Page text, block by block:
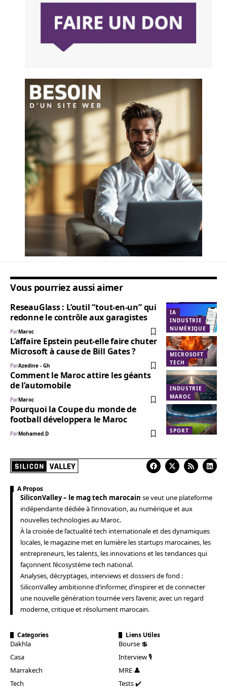
Vous pourriez aussi aimer
IA
INDUSTRIE
NUMÉRIQUE
ReseauGlass : L’outil “tout-en-un” qui
redonne le contrôle aux garagistes
ParMaroc
MICROSOFT
TECH
L’affaire Epstein peut-elle faire chuter
Microsoft à cause de Bill Gates ?
ParAzedine - Gh
INDUSTRIE
MAROC
Comment le Maroc attire les géants
de l’automobile
ParMaroc
SPORT
Pourquoi la Coupe du monde de
football développera le Maroc
ParMohamed.D
A Propos
SiliconValley – le mag tech marocain se veut une plateforme
indépendante dédiée à l’innovation, au numérique et aux
nouvelles technologies au Maroc.
À la croisée de l’actualité tech internationale et des dynamiques
locales, le magazine met en lumière les startups marocaines, les
entrepreneurs, les talents, les innovations et les tendances qui
façonnent l’écosystème tech national.
Analyses, décryptages, interviews et dossiers de fond :
SiliconValley ambitionne d’informer, d’inspirer et de connecter
une nouvelle génération tournée vers l’avenir, avec un regard
moderne, critique et résolument marocain.
Categories
Dakhla
Casa
Marrakech
Tech
Liens Utiles
Bourse 💲
Interview 🎙️
MRE 👤
Tests ✔️